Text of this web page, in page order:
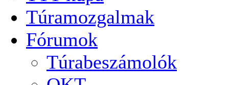
Túramozgalmak
Fórumok
Túrabeszámolók